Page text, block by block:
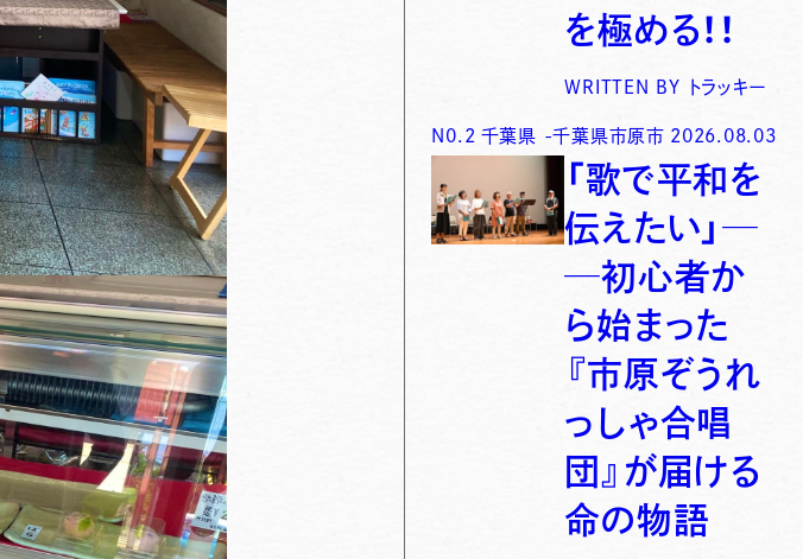
を極める！！
WRITTEN BY トラッキー
N0. 2 千葉県 -千葉県市原市 2026.08.03
「歌で平和を
伝えたい」─
─初心者か
ら始まった
『市原ぞうれ
っしゃ合唱
団』が届ける
命の物語